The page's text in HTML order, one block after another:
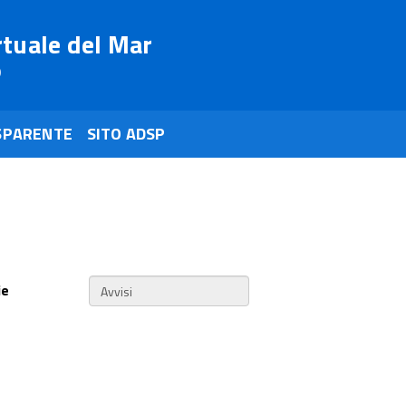
del Mar
SITO ADSP